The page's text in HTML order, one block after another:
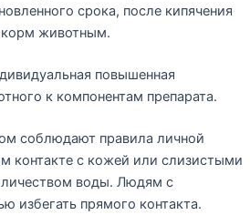
срока, после кипячения
корм животным.
повышенная
к компонентам препарата.
соблюдают правила личной
контакте с кожей или слизистыми
воды. Людям с
избегать прямого контакта.